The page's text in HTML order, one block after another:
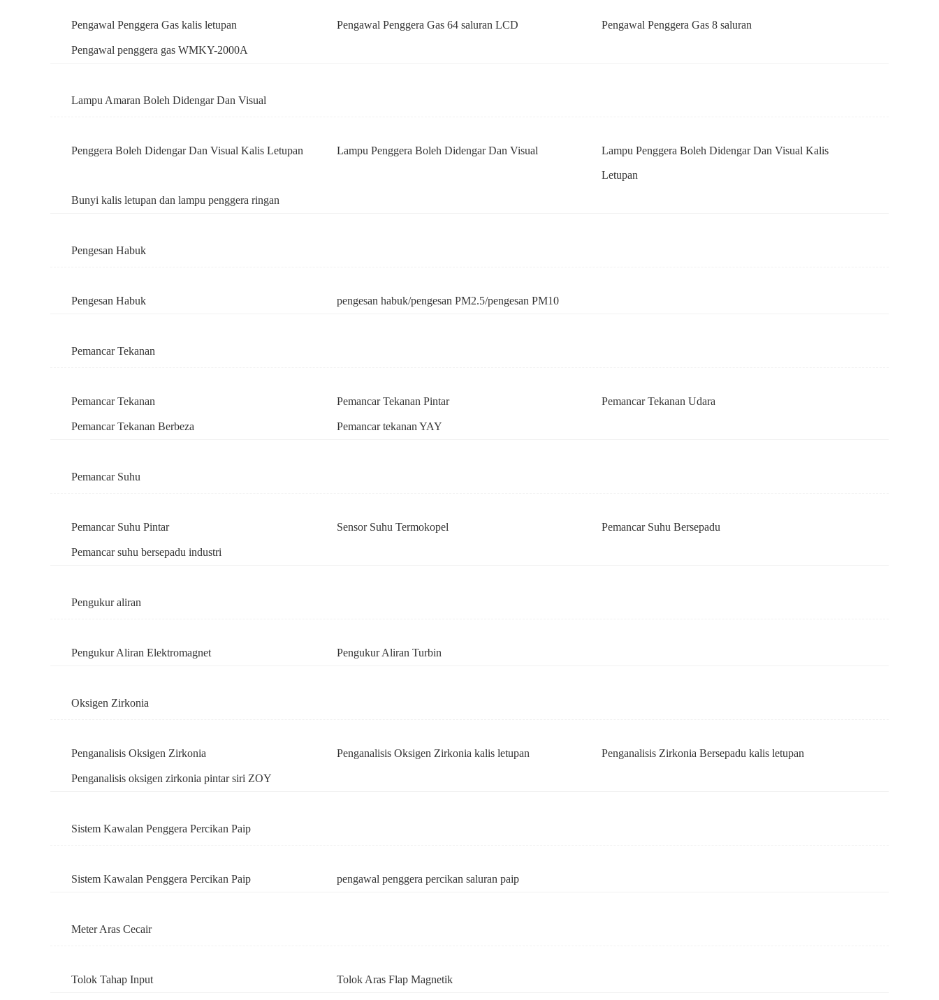
Pengawal Penggera Gas kalis letupan Pengawal Penggera Gas 64 saluran LCD Pengawal Penggera Gas 8 saluran
Pengawal penggera gas WMKY-2000A
Lampu Amaran Boleh Didengar Dan Visual
Penggera Boleh Didengar Dan Visual Kalis Letupan Lampu Penggera Boleh Didengar Dan Visual Lampu Penggera Boleh Didengar Dan Visual Kalis
Letupan
Bunyi kalis letupan dan lampu penggera ringan
Pengesan Habuk
Pengesan Habuk pengesan habuk/pengesan PM2.5/pengesan PM10
Pemancar Tekanan
Pemancar Tekanan Pemancar Tekanan Pintar Pemancar Tekanan Udara
Pemancar Tekanan Berbeza Pemancar tekanan YAY
Pemancar Suhu
Pemancar Suhu Pintar Sensor Suhu Termokopel Pemancar Suhu Bersepadu
Pemancar suhu bersepadu industri
Pengukur aliran
Pengukur Aliran Elektromagnet Pengukur Aliran Turbin
Oksigen Zirkonia
Penganalisis Oksigen Zirkonia Penganalisis Oksigen Zirkonia kalis letupan Penganalisis Zirkonia Bersepadu kalis letupan
Penganalisis oksigen zirkonia pintar siri ZOY
Sistem Kawalan Penggera Percikan Paip
Sistem Kawalan Penggera Percikan Paip pengawal penggera percikan saluran paip
Meter Aras Cecair
Tolok Tahap Input Tolok Aras Flap Magnetik